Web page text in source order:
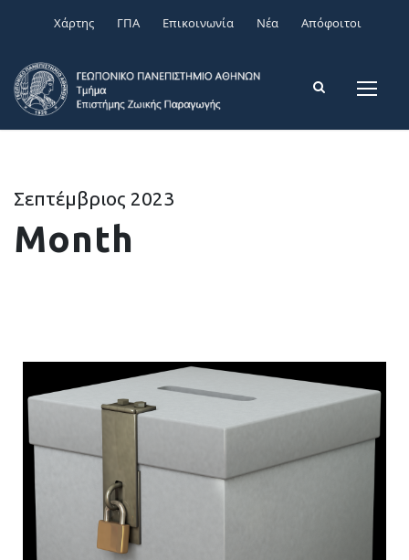
Χάρτης ΓΠΑ Επικοινωνία Νέα Απόφοιτοι
Σεπτέμβριος 2023
Month